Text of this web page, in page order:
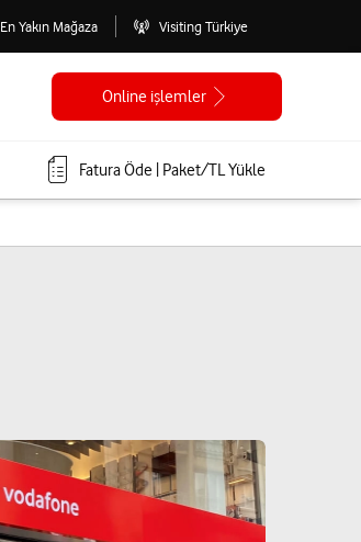
En Yakın Mağaza Visiting Türkiye
Online işlemler
Fatura Öde | Paket/TL Yükle